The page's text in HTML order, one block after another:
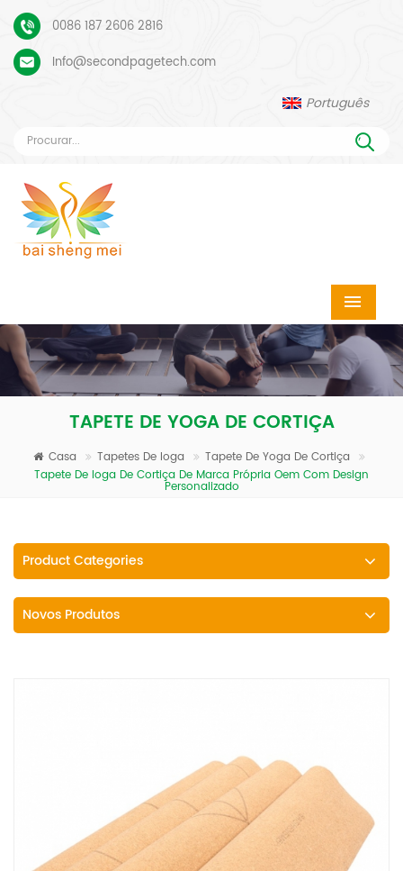
0086 187 2606 2816
Info@secondpagetech.com
Português
TAPETE DE YOGA DE CORTIÇA
Casa Tapetes De Ioga
Tapete De Yoga De Cortiça
Tapete De Ioga De Cortiça De Marca Própria Oem Com Design
Personalizado
Product Categories
Novos Produtos